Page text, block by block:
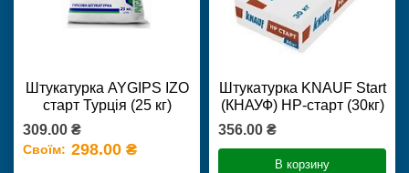
Штукатурка AYGIPS IZO
старт Турція (25 кг)
309.00 ₴
Своїм: 298.00 ₴
Штукатурка KNAUF Start
(КНАУФ) НР-старт (30кг)
356.00 ₴
В корзину